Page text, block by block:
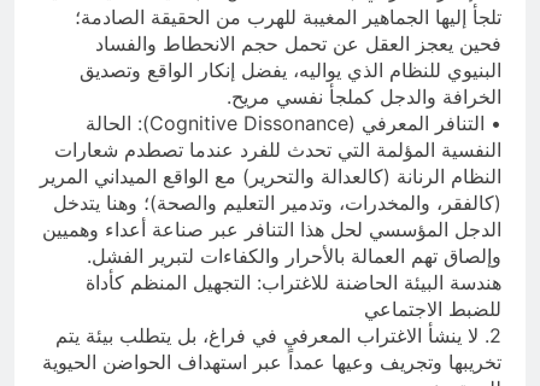
تلجأ إليها الجماهير المغيبة للهرب من الحقيقة الصادمة؛
فحين يعجز العقل عن تحمل حجم الانحطاط والفساد
البنيوي للنظام الذي يواليه، يفضل إنكار الواقع وتصديق
الخرافة والدجل كملجأ نفسي مريح.
• التنافر المعرفي (Cognitive Dissonance): الحالة
النفسية المؤلمة التي تحدث للفرد عندما تصطدم شعارات
النظام الرنانة (كالعدالة والتحرير) مع الواقع الميداني المرير
(كالفقر، والمخدرات، وتدمير التعليم والصحة)؛ وهنا يتدخل
الدجل المؤسسي لحل هذا التنافر عبر صناعة أعداء وهميين
وإلصاق تهم العمالة بالأحرار والكفاءات لتبرير الفشل.
هندسة البيئة الحاضنة للاغتراب: التجهيل المنظم كأداة
للضبط الاجتماعي
2. لا ينشأ الاغتراب المعرفي في فراغ، بل يتطلب بيئة يتم
تخريبها وتجريف وعيها عمداً عبر استهداف الحواضن الحيوية